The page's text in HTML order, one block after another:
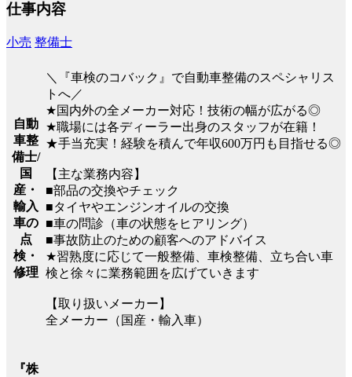
仕事内容
小売 整備士
自動
車整
備士/
国
産・
輸入
車の
点
検・
修理
＼『車検のコバック』で自動車整備のスペシャリス
トへ／
★国内外の全メーカー対応！技術の幅が広がる◎
★職場には各ディーラー出身のスタッフが在籍！
★手当充実！経験を積んで年収600万円も目指せる◎
【主な業務内容】
■部品の交換やチェック
■タイヤやエンジンオイルの交換
■車の問診（車の状態をヒアリング）
■事故防止のための顧客へのアドバイス
★習熟度に応じて一般整備、車検整備、立ち合い車
検と徐々に業務範囲を広げていきます
【取り扱いメーカー】
全メーカー（国産・輸入車）
『株